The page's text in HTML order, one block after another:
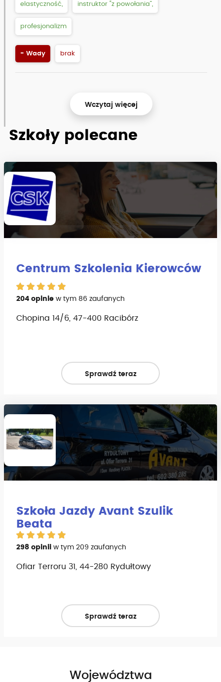
elastyczność, instruktor “z powołania”,
profesjonalizm
- Wady brak
Wczytaj więcej
Szkoły polecane
Centrum Szkolenia Kierowców
204 opinie w tym 86 zaufanych
Chopina 14/6, 47-400 Racibórz
Sprawdź teraz
Szkoła Jazdy Avant Szulik
Beata
298 opinii w tym 209 zaufanych
Ofiar Terroru 31, 44-280 Rydułtowy
Sprawdź teraz
Województwa